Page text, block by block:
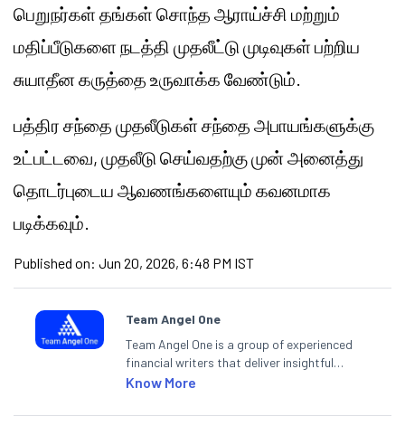
பெறுநர்கள் தங்கள் சொந்த ஆராய்ச்சி மற்றும்
மதிப்பீடுகளை நடத்தி முதலீட்டு முடிவுகள் பற்றிய
சுயாதீன கருத்தை உருவாக்க வேண்டும்.
பத்திர சந்தை முதலீடுகள் சந்தை அபாயங்களுக்கு
உட்பட்டவை, முதலீடு செய்வதற்கு முன் அனைத்து
தொடர்புடைய ஆவணங்களையும் கவனமாக
படிக்கவும்.
Published on: Jun 20, 2026, 6:48 PM IST
Team Angel One
Team Angel One is a group of experienced
financial writers that deliver insightful
articles on the stock market, IPO, economy,
categories.
Know More